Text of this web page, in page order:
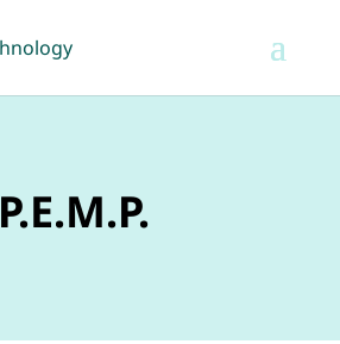
P.E.M.P.